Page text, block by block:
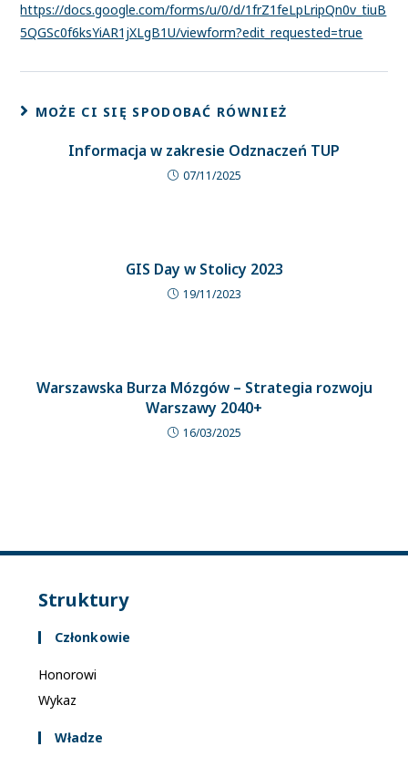
https://docs.google.com/forms/u/0/d/1frZ1feLpLripQn0v_tiuB
5QGSc0f6ksYiAR1jXLgB1U/viewform?edit_requested=true
MOŻE CI SIĘ SPODOBAĆ RÓWNIEŻ
Informacja w zakresie Odznaczeń TUP
07/11/2025
GIS Day w Stolicy 2023
19/11/2023
Warszawska Burza Mózgów – Strategia rozwoju
Warszawy 2040+
16/03/2025
Struktury
Członkowie
Honorowi
Wykaz
Władze